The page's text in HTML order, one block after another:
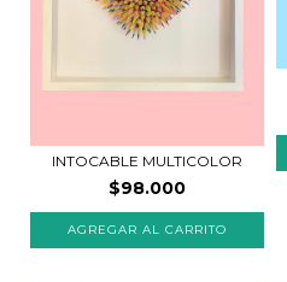
INTOCABLE MULTICOLOR
$98.000
AGREGAR AL CARRITO